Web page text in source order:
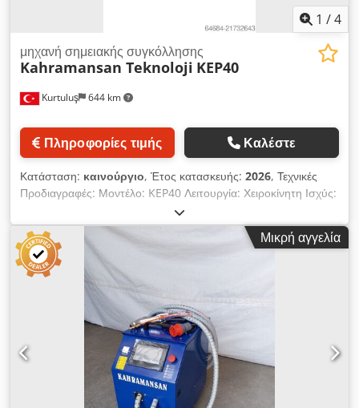
1 /4
Kurtuluş 644 km
μηχανή σημειακής συγκόλλησης
Kahramansan Teknoloji KEP40
Πληροφορίες τιμής Καλέστε
Κατάσταση: καινούργιο, Έτος κατασκευής: 2026, Τεχνικές
Προδιαγραφές: Μοντέλο: KEP40 Λειτουργία: Χειροκίνητη Ισχύς:
40 kVA Ικανότητα Συγκόλλησης: 1+1 mm μαλακός χάλυβας
Επίπεδο Ισχύος: Ρυθμιζόμενο από 0-100% με ψηφιακό
μικροελεγκτή Χρόνος Συγκόλλησης: 1-99 κύκλοι (20ms - 2s),
ρυθμιζόμενο με ψηφιακό μικροελεγκτή Credpfjy Dildex Airjf
Τάση Εισόδου: 380V/50Hz Ασφάλεια Προστασίας: 63A Μήκος
Εύκαμπτου Καλωδίου Βραχίονα Πιστολιού: 250cm Μήκος
Εύκαμπτου Καλωδίου Πλαισίου: 100cm Καλώδιο
Τροφοδοσίας: 3m Κλάση Προστασίας: IP21 Διαστάσεις (Π/Μ/
Υ): 530mm x 430mm x 610mm Βάρος: 116kg
Μικρή αγγελία